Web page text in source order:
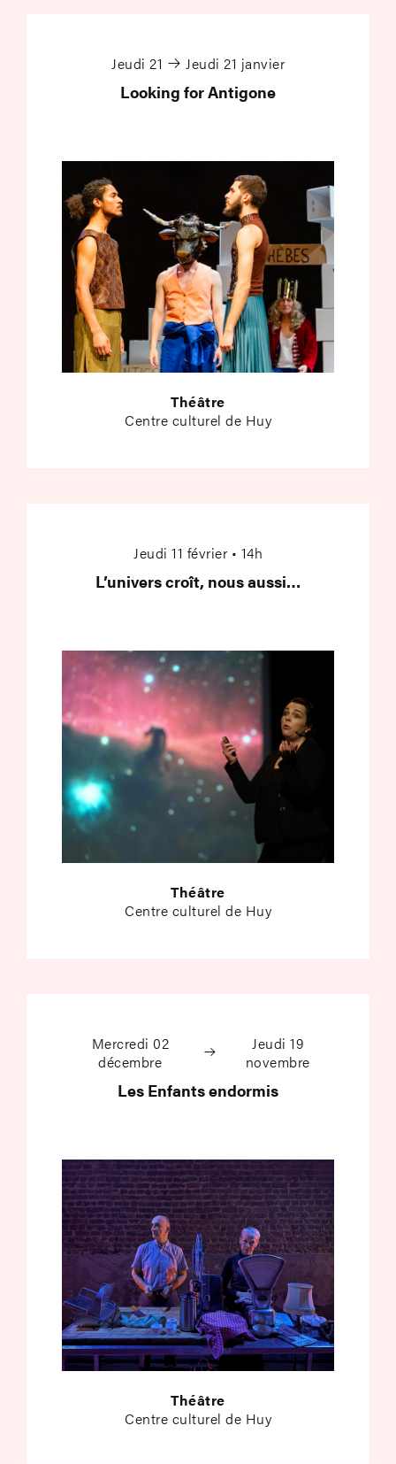
Jeudi 21 Jeudi 21 janvier
Looking for Antigone
Théâtre
Centre culturel de Huy
Jeudi 11 février • 14h
L’univers croît, nous aussi…
Théâtre
Centre culturel de Huy
Mercredi 02
décembre
Jeudi 19
novembre
Les Enfants endormis
Théâtre
Centre culturel de Huy